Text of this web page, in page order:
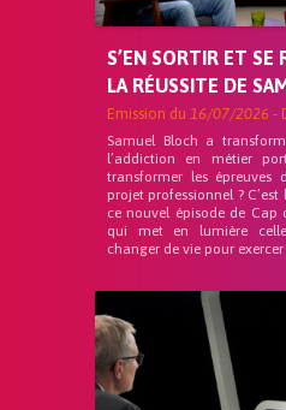
S’EN SORTIR ET SE
LA RÉUSSITE DE
Emission du 16/07/2026 -
Samuel Bloch a
l’addiction en métier
transformer les épreuves
projet professionnel ?
ce nouvel épisode de Cap
qui met en lumière
changer de vie pour